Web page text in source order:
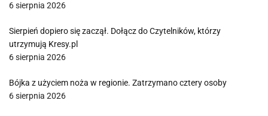
6 sierpnia 2026
Sierpień dopiero się zaczął. Dołącz do Czytelników, którzy
utrzymują Kresy.pl
6 sierpnia 2026
Bójka z użyciem noża w regionie. Zatrzymano cztery osoby
6 sierpnia 2026